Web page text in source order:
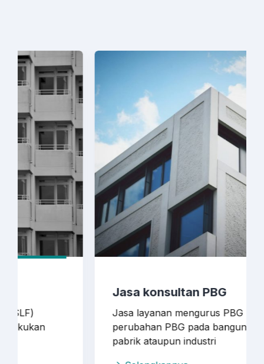
Jasa konsultan PBG
Jasa layanan mengurus PBG baru dan
perubahan PBG pada bangunan gedung
pabrik ataupun industri